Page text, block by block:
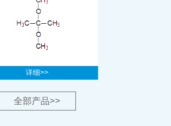
详细>>
全部产品>>